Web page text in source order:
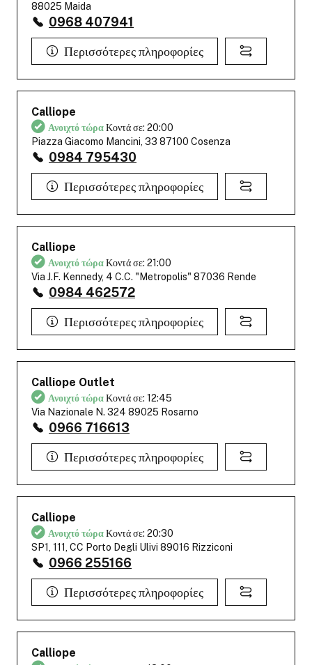
88025 Maida
0968 407941
Περισσότερες πληροφορίες
Calliope
Ανοιχτό τώραΚοντά σε: 20:00
Piazza Giacomo Mancini, 33 87100 Cosenza
0984 795430
Περισσότερες πληροφορίες
Calliope
Ανοιχτό τώραΚοντά σε: 21:00
Via J.F. Kennedy, 4 C.C. "Metropolis" 87036 Rende
0984 462572
Περισσότερες πληροφορίες
Calliope Outlet
Ανοιχτό τώραΚοντά σε: 12:45
Via Nazionale N. 324 89025 Rosarno
0966 716613
Περισσότερες πληροφορίες
Calliope
Ανοιχτό τώραΚοντά σε: 20:30
SP1, 111, CC Porto Degli Ulivi 89016 Rizziconi
0966 255166
Περισσότερες πληροφορίες
Calliope